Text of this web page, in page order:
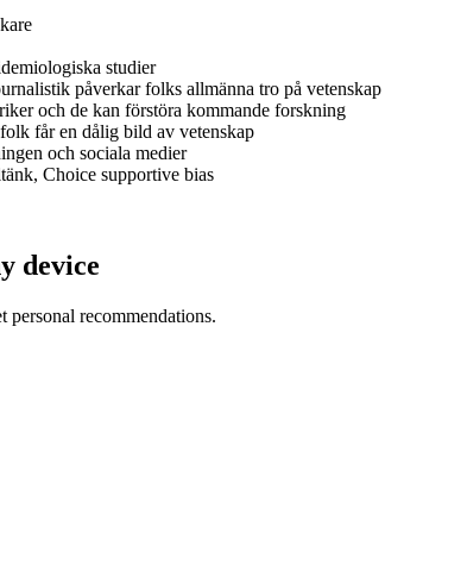
studier
påverkar folks allmänna tro på vetenskap
och de kan förstöra kommande forskning
får en dålig bild av vetenskap
och sociala medier
Choice supportive bias
device
personal recommendations.